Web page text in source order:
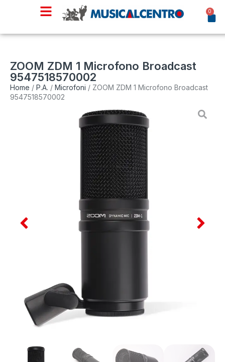
0
ZOOM ZDM 1 Microfono Broadcast
9547518570002
Home / P.A. / Microfoni / ZOOM ZDM 1 Microfono Broadcast
9547518570002